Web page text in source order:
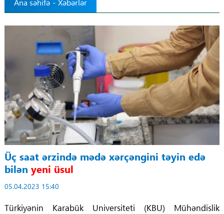
Ana səhifə - Xəbərlər
Üç saat ərzində mədə xərçəngini təyin edə
bilən yeni üsul
05.04.2023 15:40
Türkiyənin Karabük Universiteti (KBU) Mühəndislik
Regionlar
Gündəm
Tibbi maarifləndirmə
Mühüm hadisələr
COVID-19